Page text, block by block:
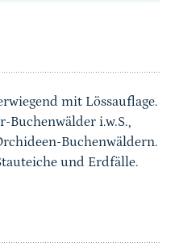
mit Lössauflage.
Buchenwälder i.w.S.,
Buchenwäldern.
und Erdfälle.